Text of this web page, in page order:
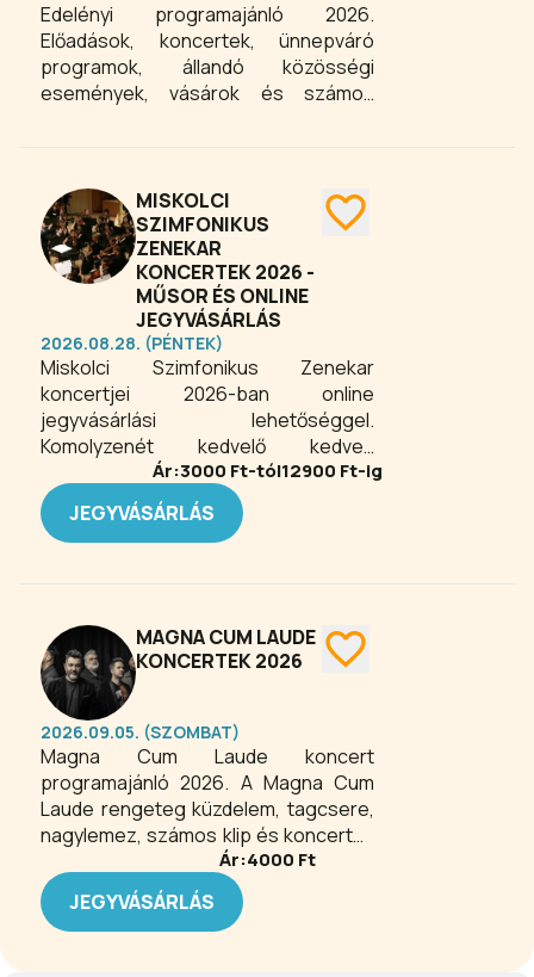
Edelényi programajánló 2026.
Előadások, koncertek, ünnepváró
programok, állandó közösségi
események, vásárok és számos
minden korosztálynak.
MISKOLCI
SZIMFONIKUS
ZENEKAR
KONCERTEK 2026 -
MŰSOR ÉS ONLINE
JEGYVÁSÁRLÁS
2026.08.28. (PÉNTEK)
Miskolci Szimfonikus Zenekar
koncertjei 2026-ban online
jegyvásárlási lehetőséggel.
Komolyzenét kedvelő kedves
vendégeinknek ajánljuk a zenekar
koncertjeit. Az évente több hazai és
külföldi hangversenyt adó zenekar két
saját szervezésű miskolci
bérletsorozattal büszkélkedhet.
köszönhetően a zenekar gyakran
vendégszerepel nemzetközi
fesztiválokon, valamint rangosabb
európai hangversenytermek
színpadain. Állandó fellépője a miskolci
Bartók+ Operafesztiválnak.
Ár:3000 Ft-tól12900 Ft-ig
JEGYVÁSÁRLÁS
MAGNA CUM LAUDE
KONCERTEK 2026
2026.09.05. (SZOMBAT)
Magna Cum Laude koncert
programajánló 2026. A Magna Cum
Laude rengeteg küzdelem, tagcsere,
nagylemez, számos klip és koncertek
százai nyomán jutott el a Mező Misi,
Szabó Tibi, Kara Misa alkotta, máig
eredeti formáció gyulai
próbaterméből, hogy a
Ár:4000 Ft
JEGYVÁSÁRLÁS